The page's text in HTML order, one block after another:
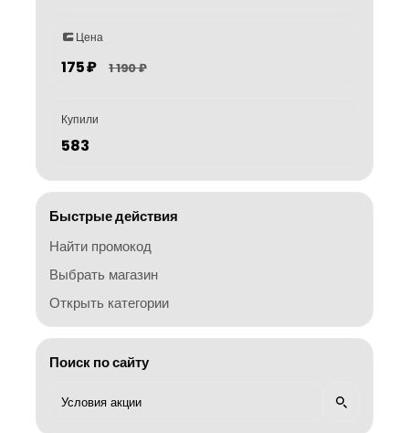
Цена
175 ₽ 1 190 ₽
Купили
583
Быстрые действия
Найти промокод
Выбрать магазин
Открыть категории
Поиск по сайту